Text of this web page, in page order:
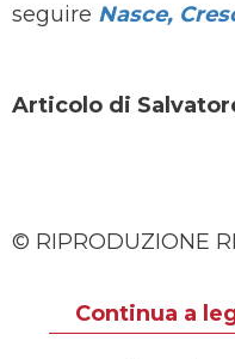
seguire Nasce,
Articolo di
© RIPRODUZIONE
Continua a